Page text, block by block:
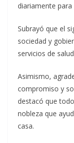
diariamente para
Subrayó que el
sociedad y
servicios de
Asimismo,
compromiso y
destacó que
nobleza que
casa.